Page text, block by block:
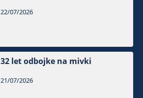
22/07/2026
32 let odbojke na mivki
21/07/2026